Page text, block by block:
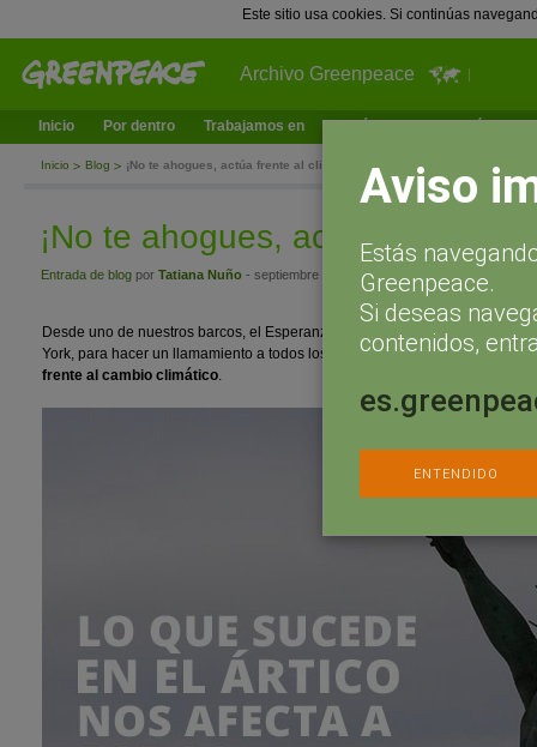
Este sitio usa cookies. Si continúas
Archivo Greenpeace
Inicio Por dentro Trabajamos en ¿Qué puedes hacer tú?
Inicio Blog ¡No te ahogues, actúa frente al clima!
¡No te ahogues, actúa frente al
Entrada de blog por Tatiana Nuño - septiembre 13, 2014 a las 12:00
Desde uno de nuestros barcos, el Esperanza, hemos sumergido esta
York, para hacer un llamamiento a todos los ciudadanos y líderes
frente al cambio climático.
Aviso
Estás
Greenpeace.
Si deseas
contenidos,
ENTENDIDO